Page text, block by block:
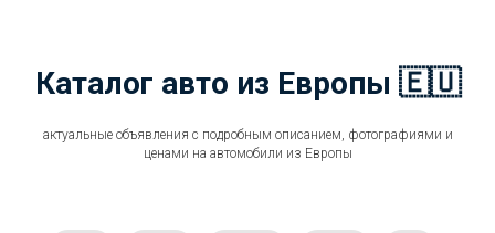
Каталог авто из Европы 🇪🇺
актуальные объявления с подробным описанием, фотографиями и
ценами на автомобили из Европы